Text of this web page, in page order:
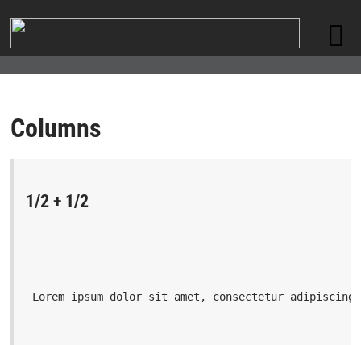
Columns
1/2 + 1/2
Lorem ipsum dolor sit amet, consectetur